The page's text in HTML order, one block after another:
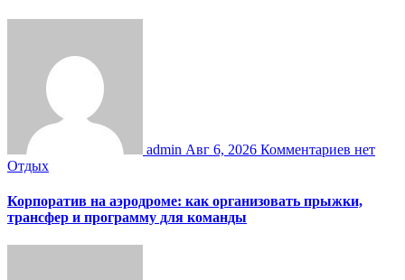
admin Авг 6, 2026 Комментариев нет
Отдых
Корпоратив на аэродроме: как организовать прыжки,
трансфер и программу для команды